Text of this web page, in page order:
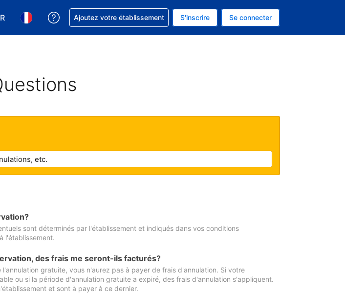
votre devise. Votre devise actuelle est celle-ci : EUR.
Choisissez votre langue. Votre langue actuelle est celle-ci : Français.
Obtenez de l'aide concernant votre réservation
Ajoutez votre établissement S'inscrire Se connecter
sont déterminés par l'établissement et indiqués dans vos conditions
l'établissement.
des frais me seront-ils facturés?
gratuite, vous n'aurez pas à payer de frais d'annulation. Si votre
ou si la période d'annulation gratuite a expiré, des frais d'annulation s'appliquent.
et sont à payer à ce dernier.